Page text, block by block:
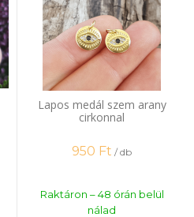
Lapos medál szem arany
cirkonnal
950 Ft / db
Raktáron – 48 órán belül
nálad